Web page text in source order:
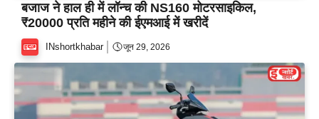
बजाज ने हाल ही में लॉन्च की NS160 मोटरसाइकिल,
₹20000 प्रति महीने की ईएमआई में खरीदें
INshortkhabar जून 29, 2026